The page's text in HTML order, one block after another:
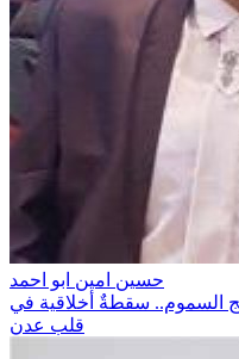
حسين امين ابو احمد
السموم.. سقطةٌ أخلاقية في
قلب عدن